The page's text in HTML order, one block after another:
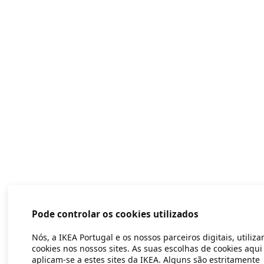
Pode controlar os cookies utilizados
Nós, a IKEA Portugal e os nossos parceiros digitais,
cookies nos nossos sites. As suas escolhas de cookies aqui
aplicam-se a estes sites da IKEA. Alguns são estritamente